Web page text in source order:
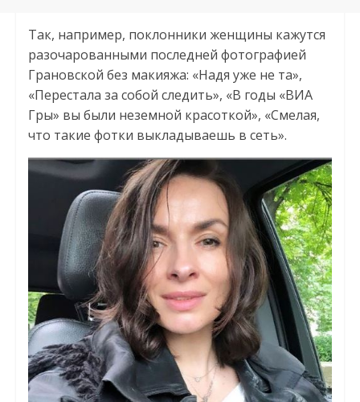
Так, например, поклонники женщины кажутся
разочарованными последней фотографией
Грановской без макияжа: «Надя уже не та»,
«Перестала за собой следить», «В годы «ВИА
Гры» вы были неземной красоткой», «Смелая,
что такие фотки выкладываешь в сеть».